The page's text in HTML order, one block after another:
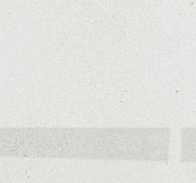
ライト/ダブルカラー/髪質改
ニボブ/抜け感ショート/バレ